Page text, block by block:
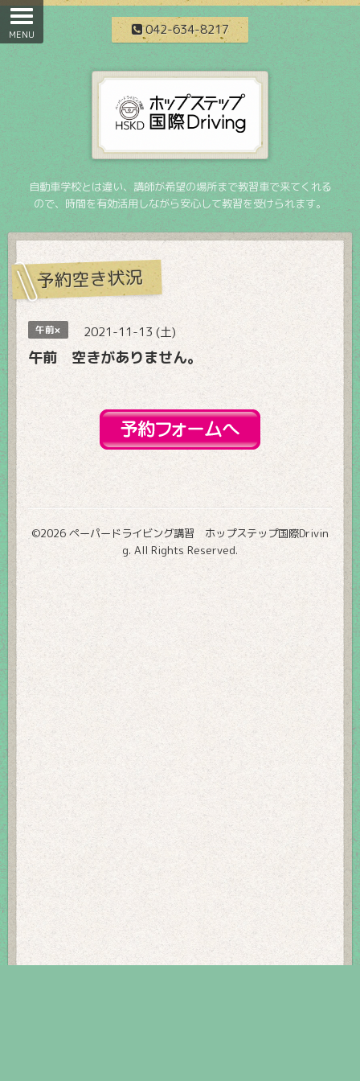
042-634-8217
自動車学校とは違い、講師が希望の場所まで教習車で来てくれる
ので、時間を有効活用しながら安心して教習を受けられます。
予約空き状況
午前× 2021-11-13 (土)
午前 空きがありません。
©2026 ペーパードライビング講習 ホップステップ国際Drivin
g. All Rights Reserved.